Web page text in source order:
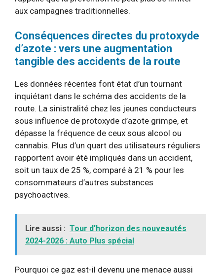
aux campagnes traditionnelles.
Conséquences directes du protoxyde
d’azote : vers une augmentation
tangible des accidents de la route
Les données récentes font état d’un tournant
inquiétant dans le schéma des accidents de la
route. La sinistralité chez les jeunes conducteurs
sous influence de protoxyde d’azote grimpe, et
dépasse la fréquence de ceux sous alcool ou
cannabis. Plus d’un quart des utilisateurs réguliers
rapportent avoir été impliqués dans un accident,
soit un taux de 25 %, comparé à 21 % pour les
consommateurs d’autres substances
psychoactives.
Lire aussi : Tour d'horizon des nouveautés
2024-2026 : Auto Plus spécial
Pourquoi ce gaz est-il devenu une menace aussi